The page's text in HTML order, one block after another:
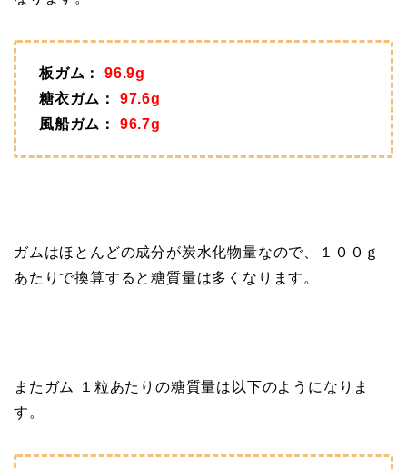
板ガム：
96.9g
糖衣ガム：
97.6g
風船ガム：
96.7g
ガムはほとんどの成分が炭水化物量なので、１００ｇ
あたりで換算すると糖質量は多くなります。
またガム １粒あたりの糖質量は以下のようになりま
す。